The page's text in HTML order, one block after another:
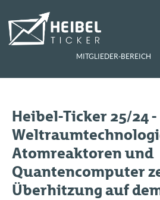
MITGLIEDER-BEREICH
Heibel-Ticker 25/24 -
Atomreaktoren und
Quantencomputer
Überhitzung auf